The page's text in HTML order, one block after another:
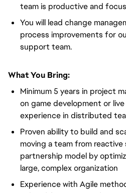
team is productive and
You will lead change
process improvements for
support team.
What You Bring:
Minimum 5 years in project
on game development or
experience in distributed
Proven ability to build and
moving a team from
partnership model by
large, complex organization
Experience with Agile